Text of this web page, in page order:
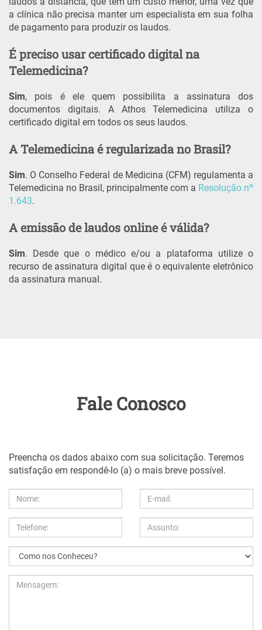
a clínica não precisa manter um especialista em sua folha
de pagamento para produzir os laudos.
É preciso usar certificado digital na
Telemedicina?
Sim, pois é ele quem possibilita a assinatura dos
documentos digitais. A Athos Telemedicina utiliza o
certificado digital em todos os seus laudos.
A Telemedicina é regularizada no Brasil?
Sim. O Conselho Federal de Medicina (CFM) regulamenta a
Telemedicina no Brasil, principalmente com a Resolução nº
1.643.
A emissão de laudos online é válida?
Sim. Desde que o médico e/ou a plataforma utilize o
recurso de assinatura digital que é o equivalente eletrônico
da assinatura manual.
Fale Conosco
Preencha os dados abaixo com sua solicitação. Teremos
satisfação em respondê-lo (a) o mais breve possível.